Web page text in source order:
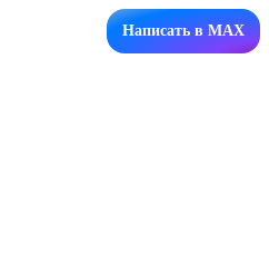
Написать в MAX